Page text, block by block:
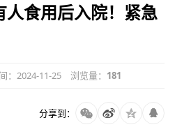
人食用后入院！紧急
：2024-11-25 浏览量： 181
分享到：